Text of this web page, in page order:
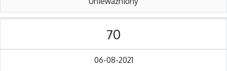
70
06-08-2021